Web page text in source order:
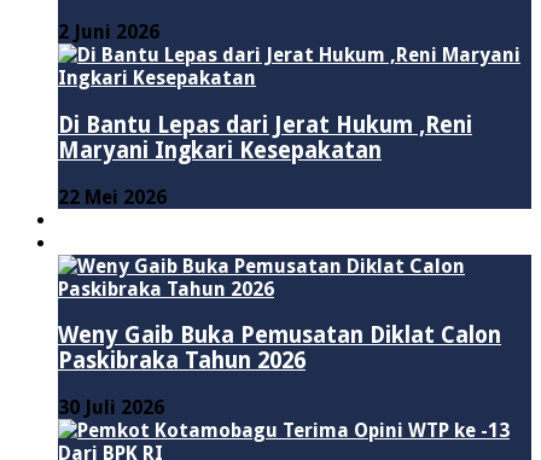
2 Juni 2026
Di Bantu Lepas dari Jerat Hukum ,Reni
Maryani Ingkari Kesepakatan
22 Mei 2026
Weny Gaib Buka Pemusatan Diklat Calon
Paskibraka Tahun 2026
30 Juli 2026